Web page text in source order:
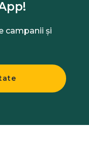
campanii și